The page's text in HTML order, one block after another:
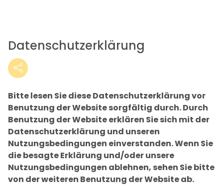
Datenschutzerklärung
Bitte lesen Sie diese Datenschutzerklärung vor
Benutzung der Website sorgfältig durch. Durch
Benutzung der Website erklären Sie sich mit der
Datenschutzerklärung und unseren
Nutzungsbedingungen einverstanden. Wenn Sie
die besagte Erklärung und/oder unsere
Nutzungsbedingungen ablehnen, sehen Sie bitte
von der weiteren Benutzung der Website ab.